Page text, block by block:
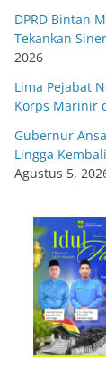
DPRD Bintan
Tekankan
2026
Lima Pejabat
Korps Marinir
Gubernur
Lingga
Agustus 5,